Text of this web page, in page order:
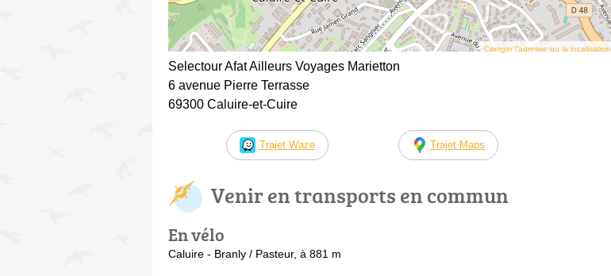
Corriger l’adresse ou la localisation
Selectour Afat Ailleurs Voyages Marietton
6 avenue Pierre Terrasse
69300 Caluire-et-Cuire
Trajet Waze Trajet Maps
Venir en transports en commun
En vélo
Caluire - Branly / Pasteur, à 881 m